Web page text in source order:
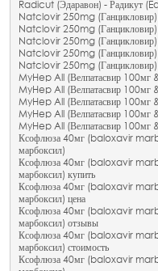
Radicut (Эдаравон) - Радикут
Natclovir 250mg
Natclovir 250mg
Natclovir 250mg
Natclovir 250mg
Natclovir 250mg
MyHep All (Велпатасвир 100мг
MyHep All (Велпатасвир 100мг
MyHep All (Велпатасвир 100мг
MyHep All (Велпатасвир 100мг
MyHep All (Велпатасвир 100мг
Ксофлюза 40мг (baloxavir
марбоксил)
Ксофлюза 40мг (baloxavir
марбоксил) купить
Ксофлюза 40мг (baloxavir
марбоксил) цена
Ксофлюза 40мг (baloxavir
марбоксил) отзывы
Ксофлюза 40мг (baloxavir
марбоксил) стоимость
Ксофлюза 40мг (baloxavir